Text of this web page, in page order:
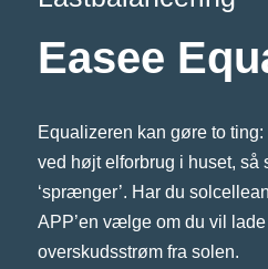
Easee
Equalizeren kan gøre to
ved højt elforbrug i huset, så
‘sprænger’. Har du
APP’en vælge om du vil
overskudsstrøm fra solen.